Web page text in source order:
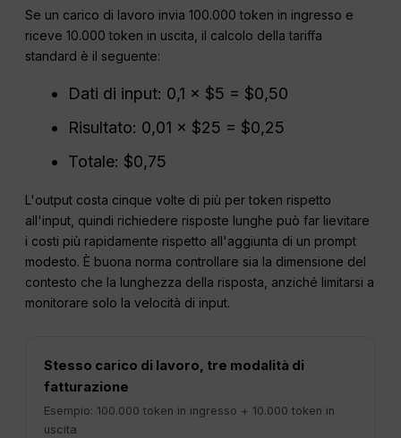
Se un carico di lavoro invia 100.000 token in ingresso e
riceve 10.000 token in uscita, il calcolo della tariffa
standard è il seguente:
Dati di input: 0,1 × $5 = $0,50
Risultato: 0,01 × $25 = $0,25
Totale: $0,75
L'output costa cinque volte di più per token rispetto
all'input, quindi richiedere risposte lunghe può far lievitare
i costi più rapidamente rispetto all'aggiunta di un prompt
modesto. È buona norma controllare sia la dimensione del
contesto che la lunghezza della risposta, anziché limitarsi a
monitorare solo la velocità di input.
Stesso carico di lavoro, tre modalità di
fatturazione
Esempio: 100.000 token in ingresso + 10.000 token in
uscita